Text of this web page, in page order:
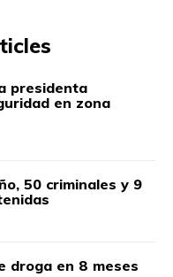
presidenta
en zona
50 criminales y 9
droga en 8 meses